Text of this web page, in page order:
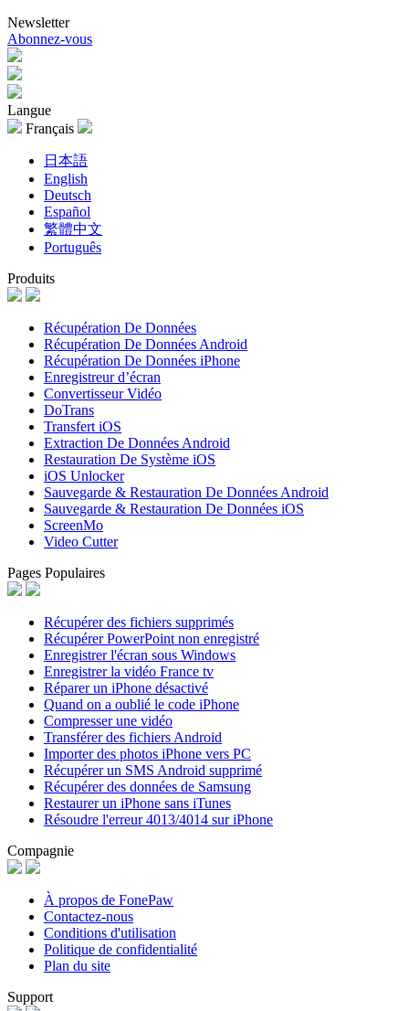
Newsletter
Abonnez-vous
Langue
Français
日本語
English
Deutsch
Español
繁體中文
Português
Produits
Récupération De Données
Récupération De Données Android
Récupération De Données iPhone
Enregistreur d’écran
Convertisseur Vidéo
DoTrans
Transfert iOS
Extraction De Données Android
Restauration De Système iOS
iOS Unlocker
Sauvegarde & Restauration De Données Android
Sauvegarde & Restauration De Données iOS
ScreenMo
Video Cutter
Pages Populaires
Récupérer des fichiers supprimés
Récupérer PowerPoint non enregistré
Enregistrer l'écran sous Windows
Enregistrer la vidéo France tv
Réparer un iPhone désactivé
Quand on a oublié le code iPhone
Compresser une vidéo
Transférer des fichiers Android
Importer des photos iPhone vers PC
Récupérer un SMS Android supprimé
Récupérer des données de Samsung
Restaurer un iPhone sans iTunes
Résoudre l'erreur 4013/4014 sur iPhone
Compagnie
À propos de FonePaw
Contactez-nous
Conditions d'utilisation
Politique de confidentialité
Plan du site
Support